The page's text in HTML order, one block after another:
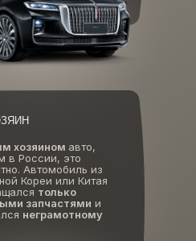
хозяином авто,
в России, это
Автомобиль из
Кореи или Китая
только
запчастями и
неграмотному